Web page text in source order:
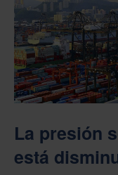
La presión
está